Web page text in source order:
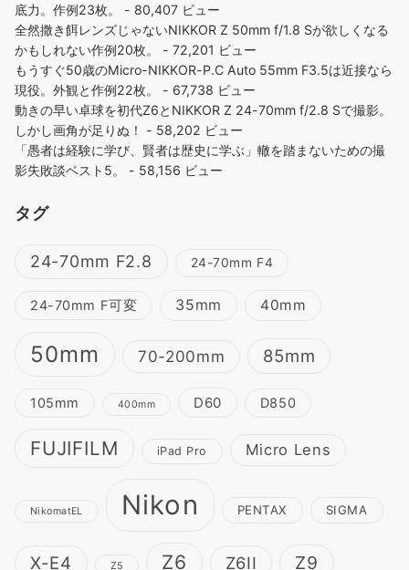
底力。作例23枚。
- 80,407 ビュー
全然撒き餌レンズじゃないNIKKOR Z 50mm f/1.8 Sが欲しくなる
かもしれない作例20枚。
- 72,201 ビュー
もうすぐ50歳のMicro-NIKKOR-P.C Auto 55mm F3.5は近接なら
現役。外観と作例22枚。
- 67,738 ビュー
動きの早い卓球を初代Z6とNIKKOR Z 24-70mm f/2.8 Sで撮影。
しかし画角が足りぬ！
- 58,202 ビュー
「愚者は経験に学び、賢者は歴史に学ぶ」轍を踏まないための撮
影失敗談ベスト5。
- 58,156 ビュー
タグ
24-70mm F2.8 24-70mm F4
24-70mm F可変 35mm 40mm
50mm 70-200mm 85mm
105mm 400mm D60 D850
FUJIFILM iPad Pro Micro Lens
NikomatEL Nikon PENTAX SIGMA
X-E4 Z5 Z6 Z6II Z9